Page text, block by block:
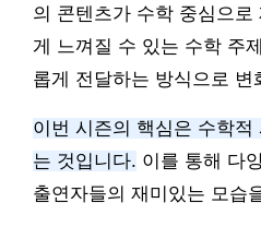
의 콘텐츠가 수학 중심으
게 느껴질 수 있는 수학 주
롭게 전달하는 방식으로 변
이번 시즌의 핵심은 수학적
는 것입니다. 이를 통해 다
출연자들의 재미있는 모습